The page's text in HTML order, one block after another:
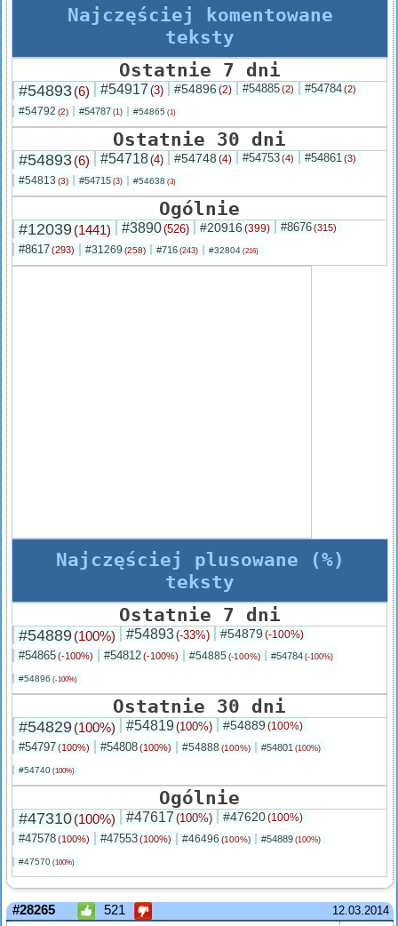
Najczęściej komentowane
teksty
Ostatnie 7 dni
#54893(6) #54917 (3) #54896 (2) #54885(2) #54784(2)
#54792 (2) #54787 (1) #54865 (1)
Ostatnie 30 dni
#54893(6) #54718(4) #54748 (4) #54753(4) #54861(3)
#54813 (3) #54715 (3) #54638 (3)
Ogólnie
#12039(1441) #3890(526) #20916 (399) #8676(315)
#8617(293) #31269 (258) #716 (243) #32804 (216)
Najczęściej plusowane (%)
teksty
Ostatnie 7 dni
#54889(100%) #54893(-33%) #54879 (-100%)
#54865(-100%) #54812(-100%) #54885 (-100%) #54784 (-100%)
#54896 (-100%)
Ostatnie 30 dni
#54829(100%) #54819(100%) #54889 (100%)
#54797(100%) #54808(100%) #54888 (100%) #54801 (100%)
#54740 (100%)
Ogólnie
#47310(100%) #47617 (100%) #47620(100%)
#47578(100%) #47553(100%) #46496 (100%) #54889 (100%)
#47570 (100%)
12.03.2014
#28265 521